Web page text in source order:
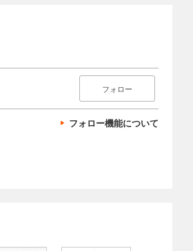
フォロー
フォロー機能について